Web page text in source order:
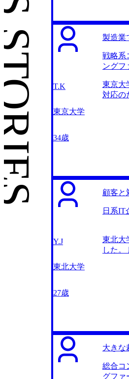
ルタ
最高峰
大の決
策は実
に論理
崎さん
のこと
の成長
T.K
東京大学
34歳
製造業
戦略系
ングフ
東京大
対応の
製造
他のエ
時に、
として
担当を
域や
勉強に
ンで
Y.J
東北大学
27歳
顧客と
日系IT
東北大
した
の2社
コンサ
提案
とに決
に心強
策とし
大きな
総合コ
グファ